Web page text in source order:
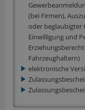
(bei Firmen),
oder beglaubigter
Einwilligung und
Fahrzeughaltern)
elektronische